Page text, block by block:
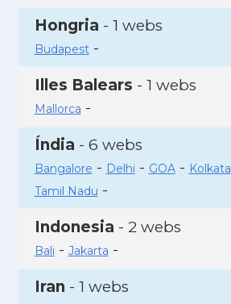
Hongria - 1 webs
Budapest-
Illes Balears - 1 webs
Mallorca -
Índia - 6 webs
Bangalore - Delhi - GOA- Kolkata
Tamil Nadu -
Indonesia - 2 webs
Bali - Jakarta -
Iran - 1 webs